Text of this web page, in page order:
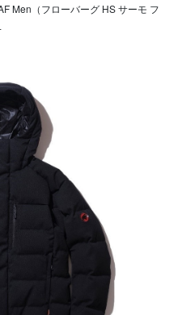
Men（フローバーグ HS サーモ フ